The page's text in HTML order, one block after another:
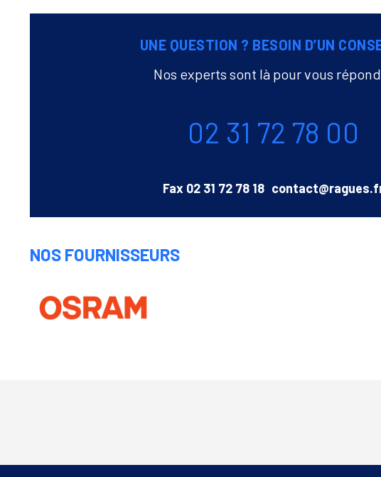
UNE QUESTION ? BESOIN D’UN
Nos experts sont là pour vous
02 31 72 78 00
Fax 02 31 72 78 18 Email
NOS FOURNISSEURS
Osram